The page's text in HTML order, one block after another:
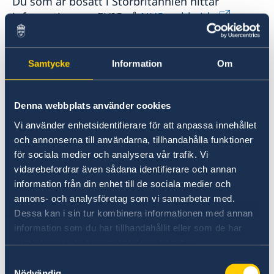
Samtycke Information Om
Denna webbplats använder cookies
Vi använder enhetsidentifierare för att anpassa innehållet
och annonserna till användarna, tillhandahålla funktioner
för sociala medier och analysera vår trafik. Vi
vidarebefordrar även sådana identifierare och annan
information från din enhet till de sociala medier och
annons- och analysföretag som vi samarbetar med.
Dessa kan i sin tur kombinera informationen med annan
information som du har tillhandahållit eller som de har
samlat in när du har använt deras tjänster.
information om EHIC påNHS webbsida.
Tänk på att du alltid bör ha en reseförsäkring i
det fall du behöver sjukvård som inte bedöms
som akut.
brittiska regeringens webbplats.
Information om att resa med mediciner till
Storbritannien finns på brittiska
regeringens webbplats
. Se även
ytterligare information gällande inresa med
narkotiskt läkemedel
.